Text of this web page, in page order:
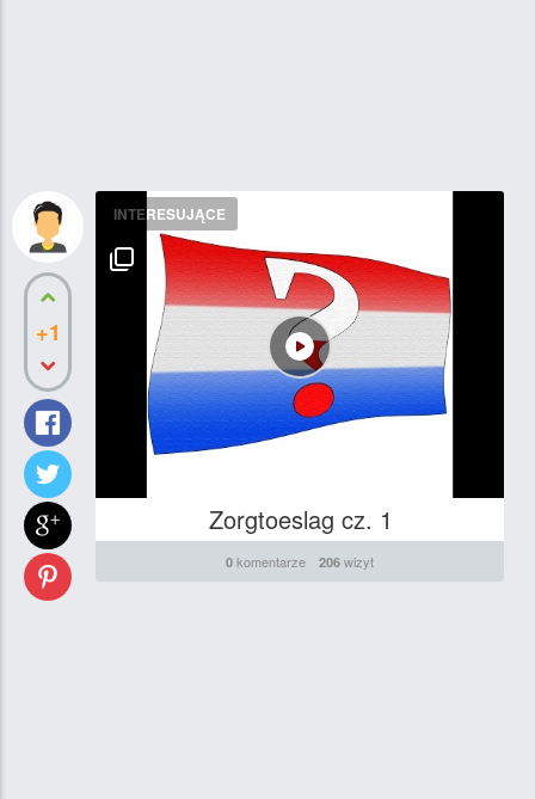
+1
INTERESUJĄCE
Zorgtoeslag cz. 1
0 komentarze 206 wizyt